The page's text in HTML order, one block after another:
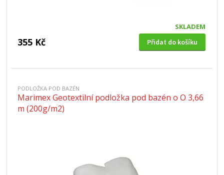
SKLADEM
355 Kč Přidat do košíku
PODLOŽKA POD BAZÉN
Marimex Geotextilní podložka pod bazén o O 3,66
m (200g/m2)